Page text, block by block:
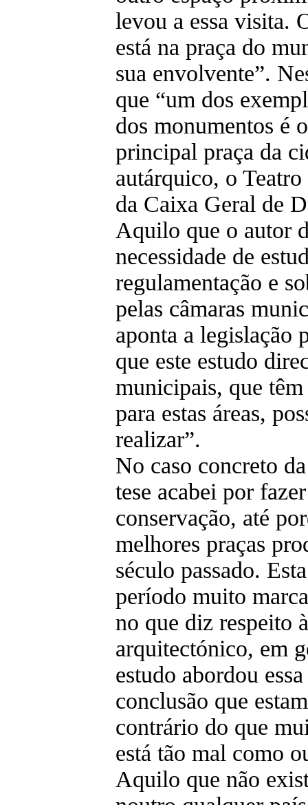
levou a essa visita.
está na praça do
sua envolvente”.
que “um dos
dos monumentos é
principal praça da
autárquico, o
da Caixa Geral de
Aquilo que o autor
necessidade de
regulamentação e
pelas câmaras
aponta a legislação
que este estudo
municipais, que
para estas áreas,
realizar”.
No caso concreto
tese acabei por
conservação, até
melhores praças
século passado.
período muito
no que diz respeito
arquitectónico, em
estudo abordou
conclusão que
contrário do que
está tão mal como
Aquilo que não